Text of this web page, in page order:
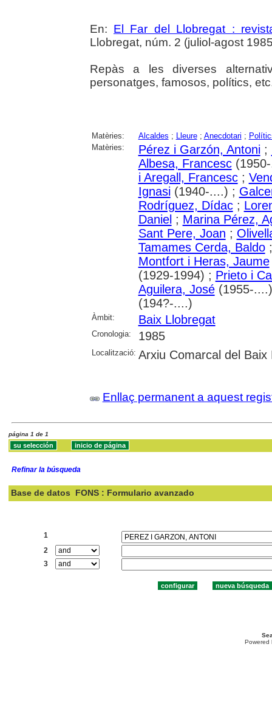
En: El Far del Llobregat :
Llobregat, núm. 2 (juliol-agost
Repàs a les diverses
personatges, famosos, polítics,
Matèries: Alcaldes ; Lleure; Anecdotari ;
Matèries:
Pérez i Garzón, Antoni;
Albesa, Francesc
i Aregall, Francesc;
Ignasi(1940-....) ;
Rodríguez, Dídac;
Daniel ; Marina Pérez,
Sant Pere, Joan ;
Tamames Cerda, Baldo
Montfort i Heras, Jaume
(1929-1994) ; Prieto i
Aguilera, José(1955-
(194?-....)
Àmbit: Baix Llobregat
Cronologia: 1985
Localització: Arxiu Comarcal del Baix
Enllaç permanent a aquest
página 1 de 1
Refinar la búsqueda
Base de datos FONS : Formulario avanzado
1
2
3
Powered